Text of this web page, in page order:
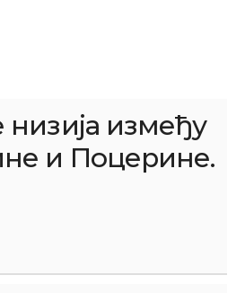
низија између
и Поцерине.